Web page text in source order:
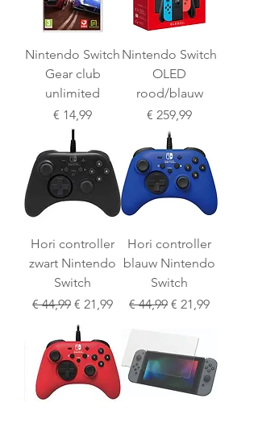
Nintendo Switch
Gear club
unlimited
Prijs
€ 14,99
Nintendo Switch
OLED
rood/blauw
Prijs
€ 259,99
Hori controller
zwart Nintendo
Switch
Normale prijs
€ 44,99 Verkoopprijs
€ 21,99
Hori controller
blauw Nintendo
Switch
Normale prijs
€ 44,99 Verkoopprijs
€ 21,99